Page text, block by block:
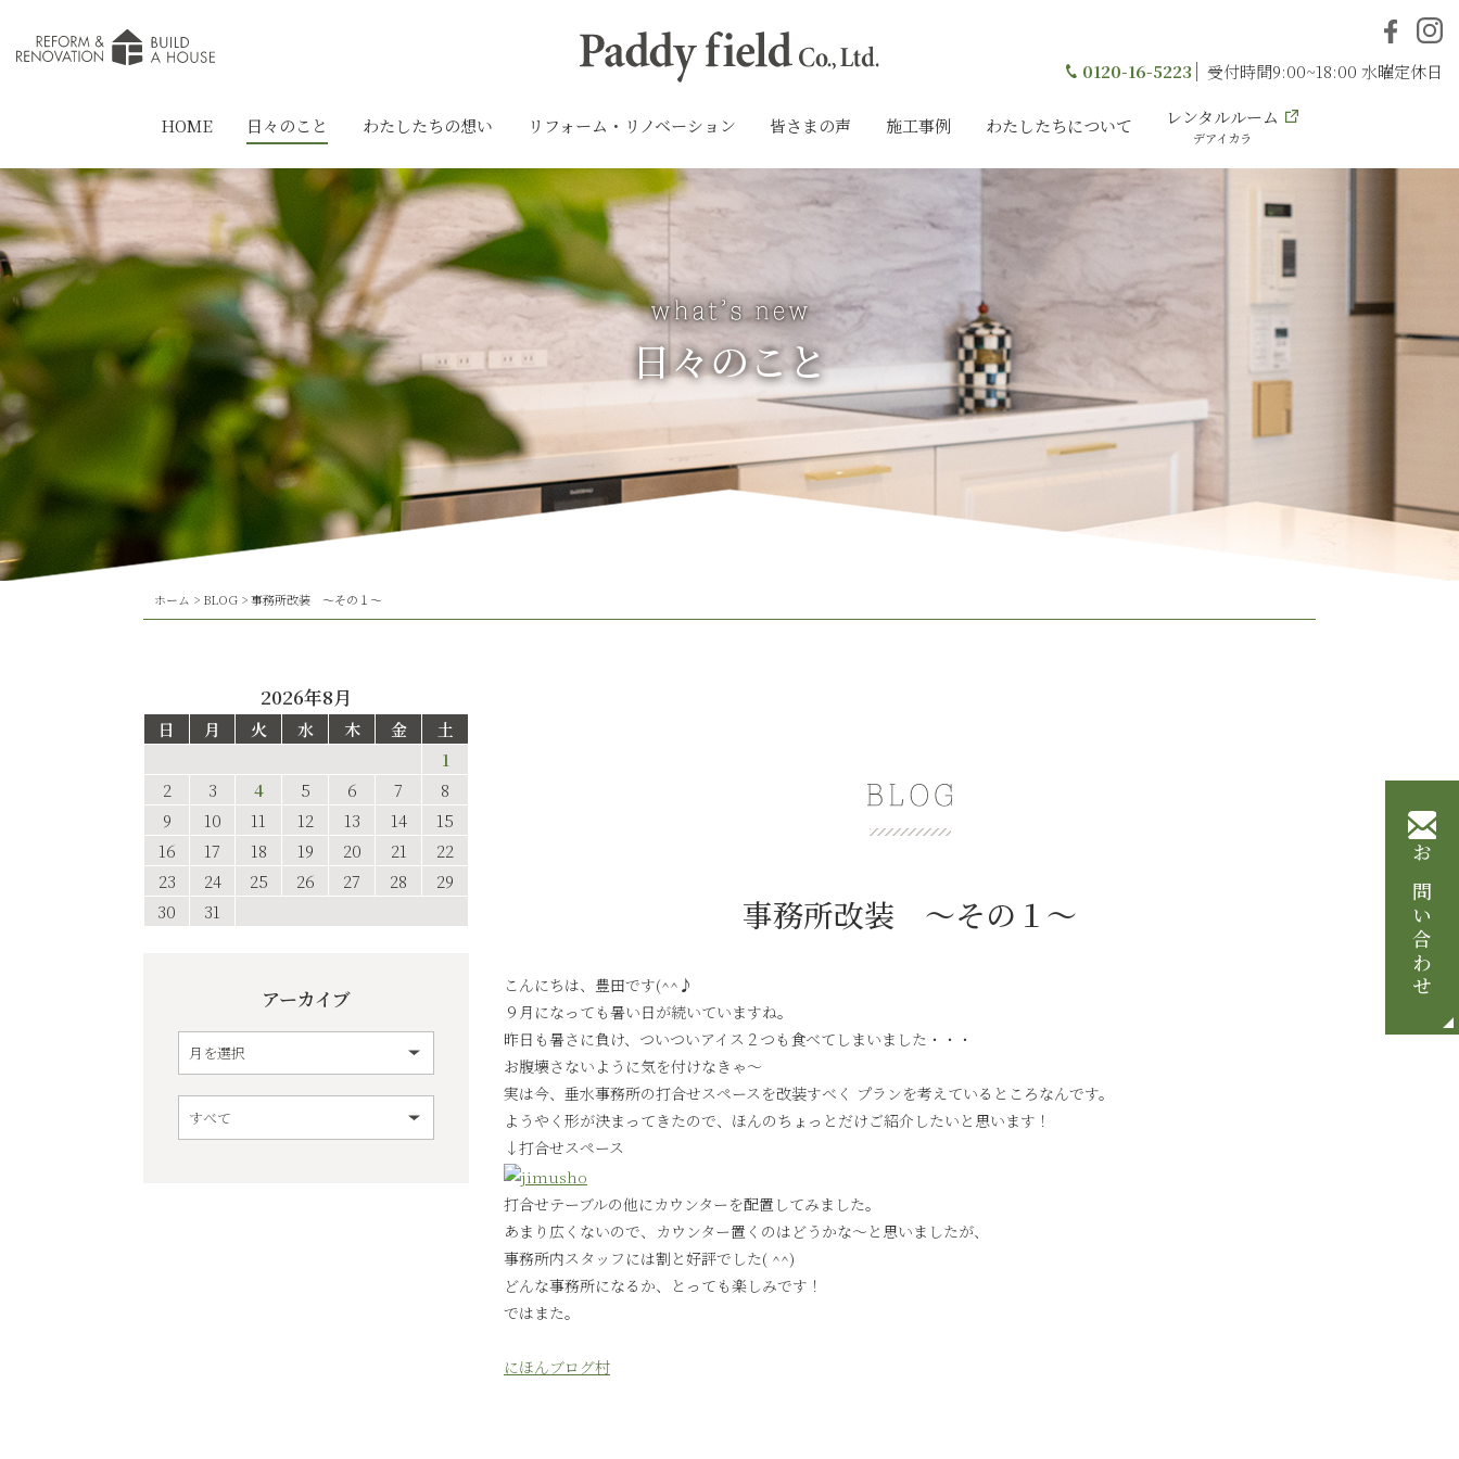
0120-16-5223 受付時間9:00~18:00 水曜定休日
HOME 日々のこと わたしたちの想い リフォーム・リノベーション 皆さまの声 施工事例 わたしたちについて レンタルルーム
デアイカラ
お問い合わせ
日々のこと
ホーム > BLOG>事務所改装 ～その１～
事務所改装 ～その１～
こんにちは、豊田です(^^♪
９月になっても暑い日が続いていますね。
昨日も暑さに負け、ついついアイス２つも食べてしまいました・・・
お腹壊さないように気を付けなきゃ～
実は今、垂水事務所の打合せスペースを改装すべく プランを考えているところなんです。
ようやく形が決まってきたので、ほんのちょっとだけご紹介したいと思います！
↓打合せスペース
打合せテーブルの他にカウンターを配置してみました。
あまり広くないので、カウンター置くのはどうかな～と思いましたが、
事務所内スタッフには割と好評でした( ^^)
どんな事務所になるか、とっても楽しみです！
ではまた。
にほんブログ村
2026年8月
日 月 火 水 木 金
土
1
2
3 4 5 6 7
8
9
10 11 12 13 14
15
16
17 18 19 20 21
22
23
24 25 26 27 28
29
30
31
アーカイブ